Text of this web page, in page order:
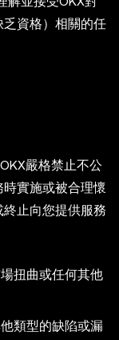
資格）相關的任
嚴格禁止不公
實施或被合理懷
止向您提供服務
扭曲或任何其他
類型的缺陷或漏